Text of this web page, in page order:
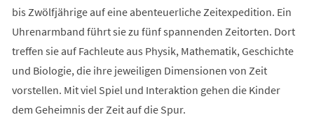
bis Zwölfjährige auf eine abenteuerliche Zeitexpedition. Ein
Uhrenarmband führt sie zu fünf spannenden Zeitorten. Dort
treffen sie auf Fachleute aus Physik, Mathematik, Geschichte
und Biologie, die ihre jeweiligen Dimensionen von Zeit
vorstellen. Mit viel Spiel und Interaktion gehen die Kinder
dem Geheimnis der Zeit auf die Spur.